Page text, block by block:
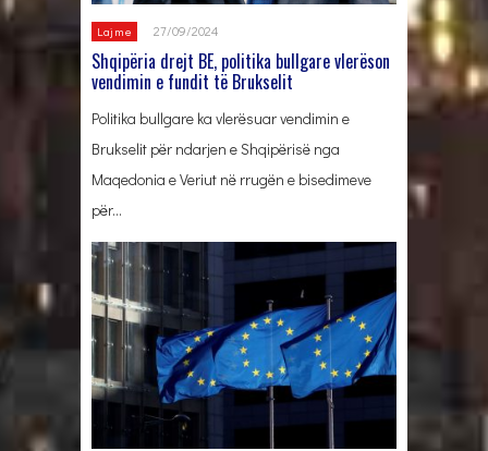
Lajme 27/09/2024
Shqipëria drejt BE, politika bullgare vlerëson
vendimin e fundit të Brukselit
Politika bullgare ka vlerësuar vendimin e
Brukselit për ndarjen e Shqipërisë nga
Maqedonia e Veriut në rrugën e bisedimeve
për…